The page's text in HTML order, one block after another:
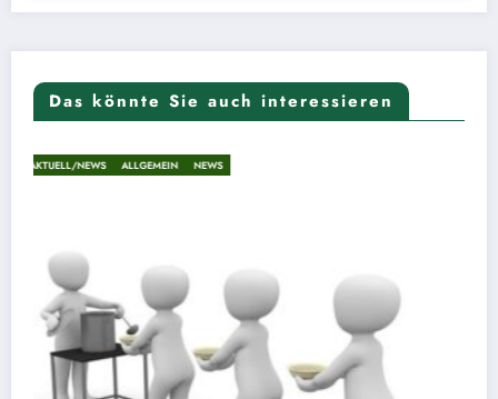
Das könnte Sie auch interessieren
AKTUELL/NEWS